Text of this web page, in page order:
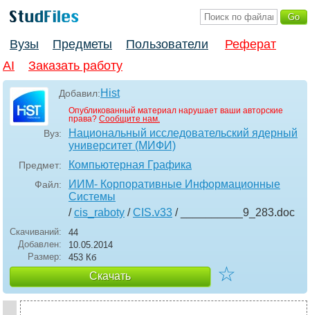
Вузы Предметы Пользователи
Реферат
AI
Заказать работу
Добавил:Hist
Опубликованный материал нарушает ваши авторские
права? Сообщите нам.
Вуз:
Национальный исследовательский ядерный
университет (МИФИ)
Предмет: Компьютерная Графика
Файл:
ИИМ- Корпоративные Информационные
Системы
/cis_raboty /CIS.v33 / __________9_283.doc
Скачиваний:
44
Добавлен:
10.05.2014
Размер:
453 Кб
Скачать ☆